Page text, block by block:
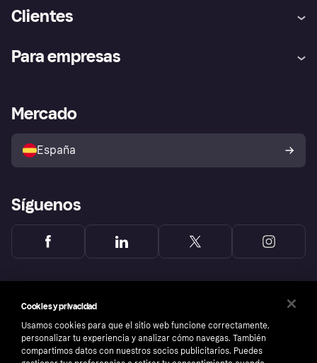
Clientes
Inicio de sesión
Directorio de tiendas
Política de protección al
comprador de Klarna
Reclamaciones
Para empresas
Acceso empresas
Mercado
España
Síguenos
Cookies y privacidad
Usamos cookies para que el sitio web funcione correctamente,
personalizar tu experiencia y analizar cómo navegas. También
compartimos datos con nuestros socios publicitarios. Puedes